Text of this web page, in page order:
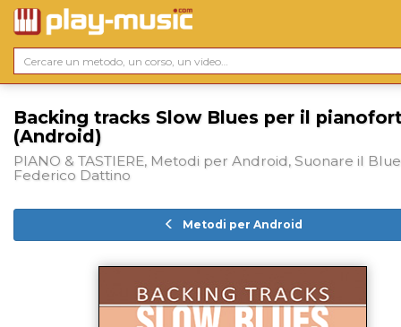
Backing tracks Slow Blues per il
(Android)
PIANO & TASTIERE, Metodi per Android, Suonare il
Federico Dattino
Metodi per Android